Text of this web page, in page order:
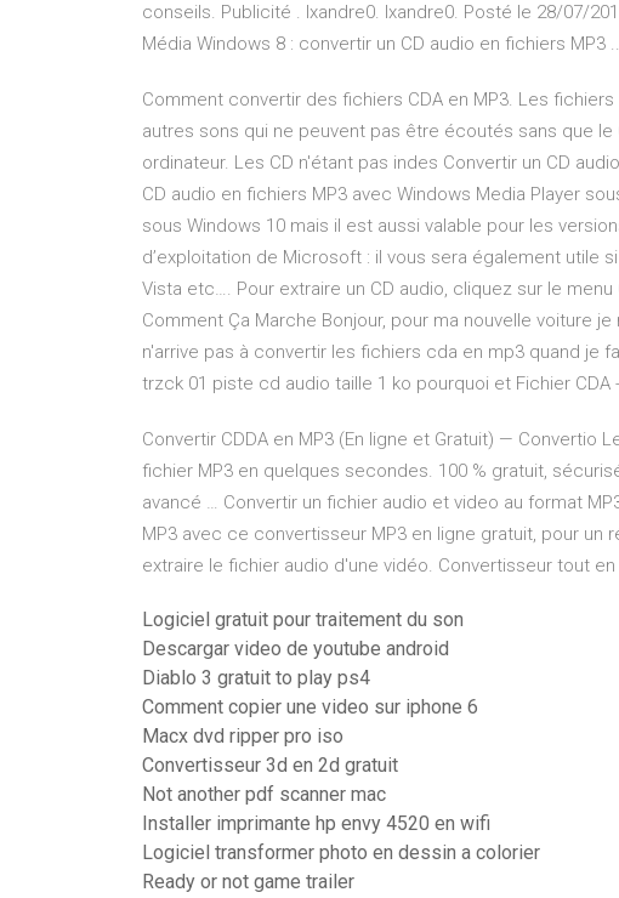
conseils. Publicité . Ixandre0. Ixandre0. Posté le 28/07/
Média Windows 8 : convertir un CD audio en fichiers MP3
Comment convertir des fichiers CDA en MP3. Les
autres sons qui ne peuvent pas être écoutés sans que
ordinateur. Les CD n'étant pas indes Convertir un CD
CD audio en fichiers MP3 avec Windows Media Player
sous Windows 10 mais il est aussi valable pour les
d’exploitation de Microsoft : il vous sera également utile
Vista etc…. Pour extraire un CD audio, cliquez sur le
Comment Ça Marche Bonjour, pour ma nouvelle voiture
n'arrive pas à convertir les fichiers cda en mp3 quand je
trzck 01 piste cd audio taille 1 ko pourquoi et Fichier CDA
Convertir CDDA en MP3 (En ligne et Gratuit) — Convertio
fichier MP3 en quelques secondes. 100 % gratuit,
avancé … Convertir un fichier audio et video au format
MP3 avec ce convertisseur MP3 en ligne gratuit, pour un
extraire le fichier audio d'une vidéo. Convertisseur tout
Logiciel gratuit pour traitement du son
Descargar video de youtube android
Diablo 3 gratuit to play ps4
Comment copier une video sur iphone 6
Macx dvd ripper pro iso
Convertisseur 3d en 2d gratuit
Not another pdf scanner mac
Installer imprimante hp envy 4520 en wifi
Logiciel transformer photo en dessin a colorier
Ready or not game trailer